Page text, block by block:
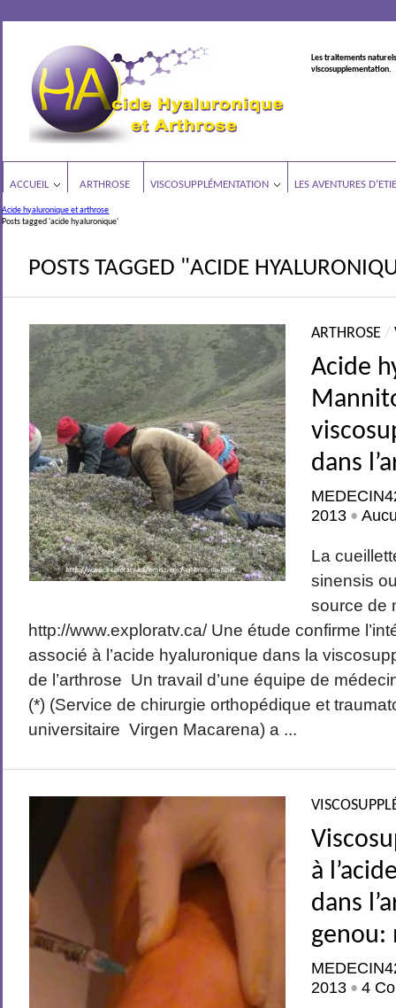
Les traitements
viscosupplementation.
ACCUEIL ARTHROSE VISCOSUPPLÉMENTATION LES AVENTURES
Acide hyaluronique et arthrose
Posts tagged 'acide hyaluronique'
POSTS TAGGED "ACIDE
ARTHROSE /
Acide
dans
2013 •
La
sinensis
source de
http://www.exploratv.ca/ Une étude confirme
associé à l’acide hyaluronique dans la
de l’arthrose Un travail d’une équipe de
(*) (Service de chirurgie orthopédique et
universitaire Virgen Macarena) a ...
à
dans
genou:
2013 •4